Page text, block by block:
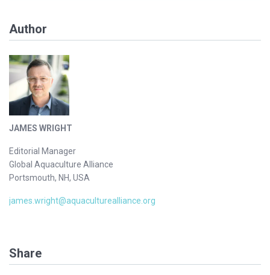
Author
JAMES WRIGHT
Editorial Manager
Global Aquaculture Alliance
Portsmouth, NH, USA
james.wright@aquaculturealliance.org
Share